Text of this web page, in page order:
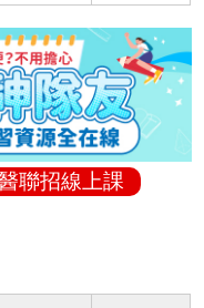
聯招線上課